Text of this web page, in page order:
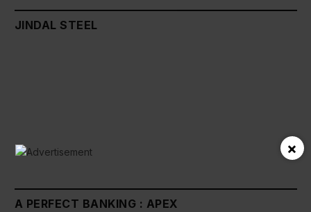
JINDAL STEEL
A PERFECT BANKING : APEX
×